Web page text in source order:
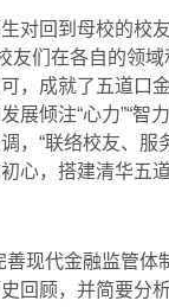
对回到母校的校
友们在各自的领
，成就了五道口
展倾注“心力”“智
，“联络校友、
心，搭建清华五
善现代金融监管体
回顾，并简要分